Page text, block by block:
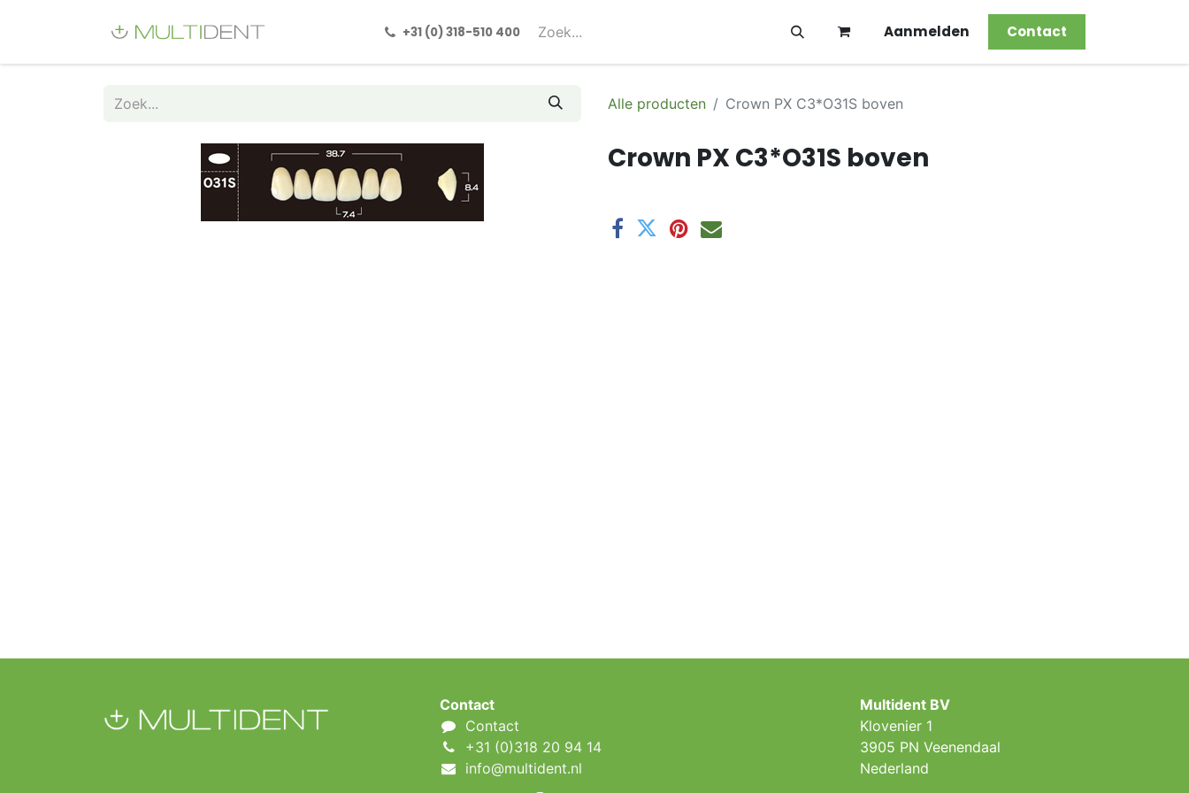
Formulieren
+31 (0) 318-510 400​​ Aanmelden Contact
Alle producten Crown PX C3*O31S boven
Crown PX C3*O31S boven
Contact
Contact
+31 (0)318 20 94 14
info@multident.nl
Multident BV
Klovenier 1
3905 PN Veenendaal
Nederland ​